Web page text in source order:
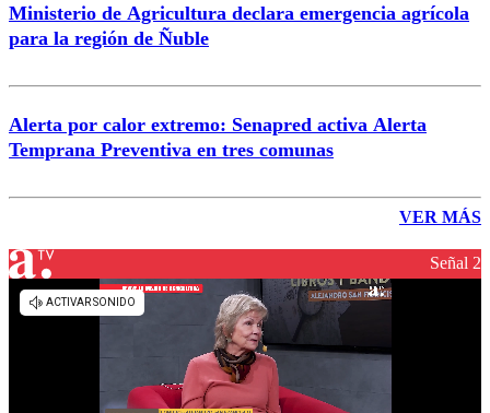
Ministerio de Agricultura declara emergencia agrícola
para la región de Ñuble
Alerta por calor extremo: Senapred activa Alerta
Temprana Preventiva en tres comunas
VER MÁS
Señal 2